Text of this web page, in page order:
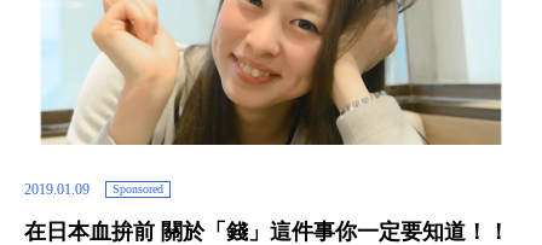
2019.01.09 Sponsored
在日本血拚前 關於「錢」這件事你一定要知道！！